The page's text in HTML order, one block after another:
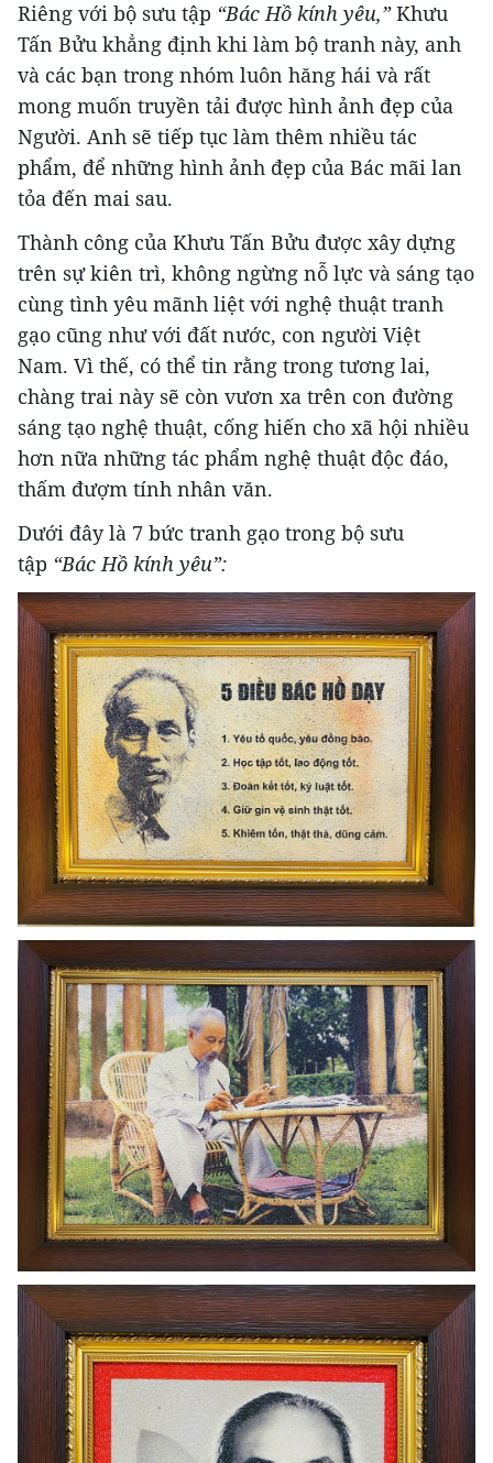
Riêng với bộ sưu tập “Bác Hồ kính yêu,”Khưu
Tấn Bửu khẳng định khi làm bộ tranh này, anh
và các bạn trong nhóm luôn hăng hái và rất
mong muốn truyền tải được hình ảnh đẹp của
Người. Anh sẽ tiếp tục làm thêm nhiều tác
phẩm, để những hình ảnh đẹp của Bác mãi lan
tỏa đến mai sau.
Thành công của Khưu Tấn Bửu được xây dựng
trên sự kiên trì, không ngừng nỗ lực và sáng tạo
cùng tình yêu mãnh liệt với nghệ thuật tranh
gạo cũng như với đất nước, con người Việt
Nam. Vì thế, có thể tin rằng trong tương lai,
chàng trai này sẽ còn vươn xa trên con đường
sáng tạo nghệ thuật, cống hiến cho xã hội nhiều
hơn nữa những tác phẩm nghệ thuật độc đáo,
thấm đượm tính nhân văn.
Dưới đây là 7 bức tranh gạo trong bộ sưu
tập “Bác Hồ kính yêu”: